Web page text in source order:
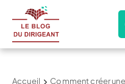
Accueil Comment créer